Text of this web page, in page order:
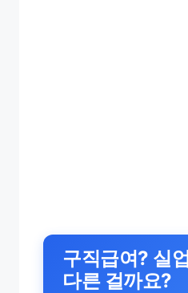
구직급여? 실
다른 걸까요?